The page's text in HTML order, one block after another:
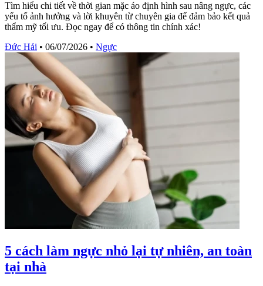
Tìm hiểu chi tiết về thời gian mặc áo định hình sau nâng ngực, các
yếu tố ảnh hưởng và lời khuyên từ chuyên gia để đảm bảo kết quả
thẩm mỹ tối ưu. Đọc ngay để có thông tin chính xác!
Đức Hải • 06/07/2026 • Ngực
5 cách làm ngực nhỏ lại tự nhiên, an toàn
tại nhà